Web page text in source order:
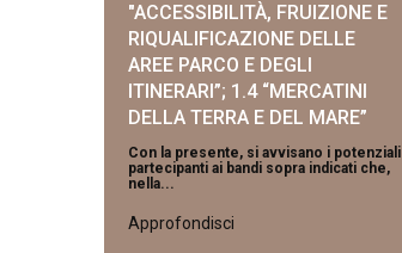
"ACCESSIBILITÀ, FRUIZIONE E
RIQUALIFICAZIONE DELLE
AREE PARCO E DEGLI
ITINERARI”; 1.4 “MERCATINI
DELLA TERRA E DEL MARE”
Con la presente, si avvisano i potenziali
partecipanti ai bandi sopra indicati che,
nella...
Approfondisci